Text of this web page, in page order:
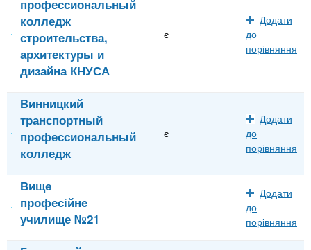
профессиональный
колледж
строительства,
архитектуры и
дизайна КНУСА
є
Додати
до
порівняння
Винницкий
транспортный
профессиональный
колледж
є
Додати
до
порівняння
Вище
професійне
училище №21
Додати
до
порівняння